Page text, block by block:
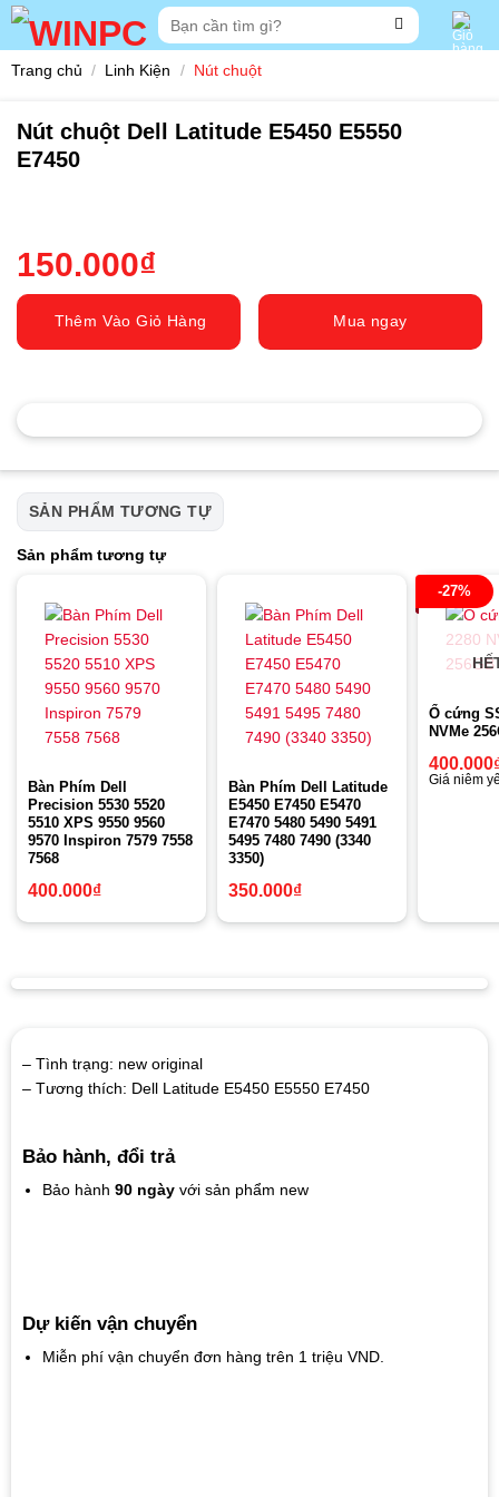
Skip
Tìm
kiếm:
Trang chủ / Linh Kiện / Nút chuột
Nút chuột Dell Latitude E5450 E5550
E7450
150.000₫
Thêm Vào Giỏ Hàng Mua ngay
SẢN PHẨM TƯƠNG TỰ
Sản phẩm tương tự
Bàn Phím Dell
Precision 5530 5520
5510 XPS 9550 9560
9570 Inspiron 7579 7558
7568
400.000₫
Bàn Phím Dell Latitude
E5450 E7450 E5470
E7470 5480 5490 5491
5495 7480 7490 (3340
3350)
350.000₫
-27%
Ổ cứng
NVMe
400.000
Giá niêm
– Tình trạng: new original
– Tương thích: Dell Latitude E5450 E5550 E7450
Bảo hành, đổi trả
Bảo hành 90 ngàyvới sản phẩm new
Dự kiến vận chuyển
Miễn phí vận chuyển đơn hàng trên 1 triệu VND.